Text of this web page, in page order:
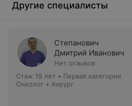
Другие специалисты
Степанович
Дмитрий Иванович
Нет отзывов
Стаж 19 лет • Первая категория
Онколог • Хирург